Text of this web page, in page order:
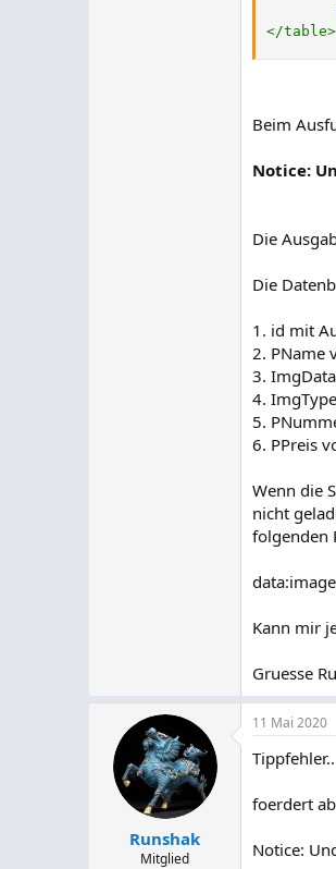
</table>
Beim
Notice:
Die
Die
1. id mit
2. PName
3.
4.
5.
6. PPreis
Wenn die
nicht
folgenden
Kann mir
Gruesse
Runshak
Mitglied
11 Mai 2020
foerdert
Notice: